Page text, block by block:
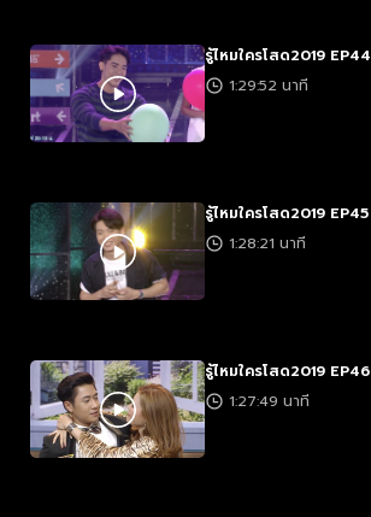
รู้ไหมใครโสด2019 EP44
1:29:52 นาที
รู้ไหมใครโสด2019 EP45
1:28:21 นาที
รู้ไหมใครโสด2019 EP46
1:27:49 นาที